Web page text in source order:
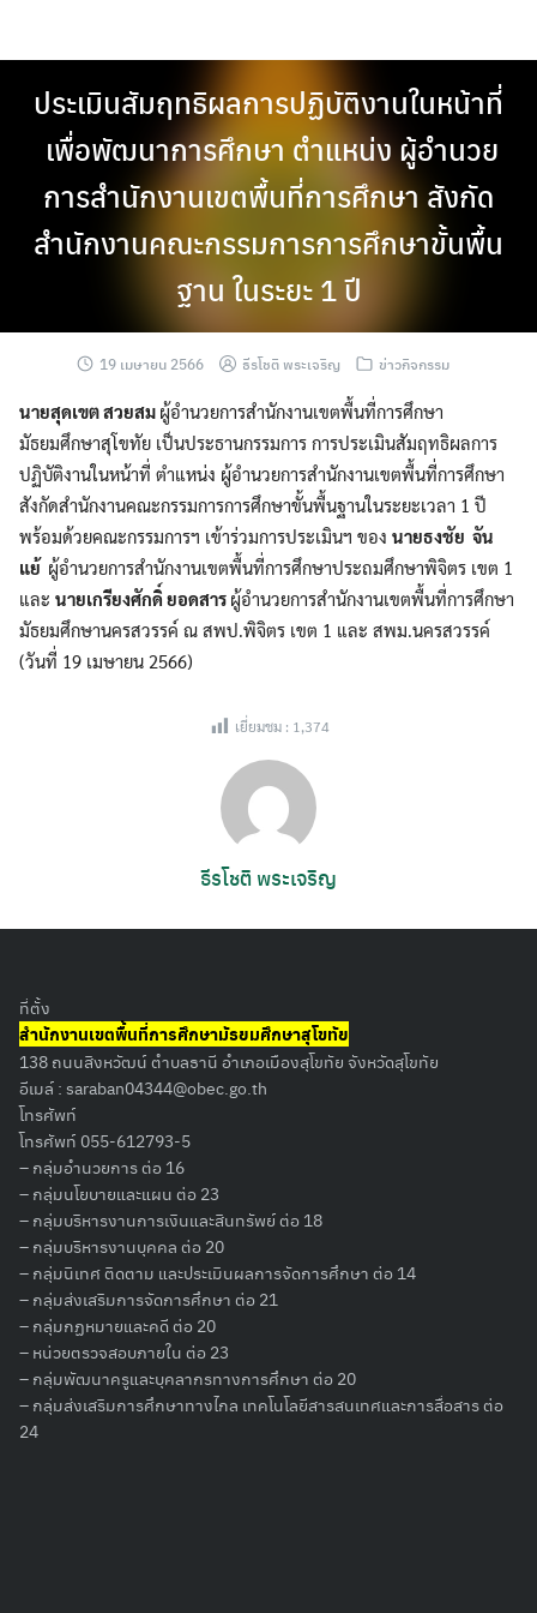
content
Search
for:
ประเมินสัมฤทธิผลการปฏิบัติงานในหน้าที่
เพื่อพัฒนาการศึกษา ตำแหน่ง ผู้อำนวย
การสำนักงานเขตพื้นที่การศึกษา สังกัด
สำนักงานคณะกรรมการการศึกษาขั้นพื้น
ฐาน ในระยะ 1 ปี
19 เมษายน 2566 ธีรโชติ พระเจริญ ข่าวกิจกรรม
นายสุดเขต สวยสม ผู้อำนวยการสำนักงานเขตพื้นที่การศึกษา
มัธยมศึกษาสุโขทัย เป็นประธานกรรมการ การประเมินสัมฤทธิผลการ
ปฏิบัติงานในหน้าที่ ตำแหน่ง ผู้อำนวยการสำนักงานเขตพื้นที่การศึกษา
สังกัดสำนักงานคณะกรรมการการศึกษาขั้นพื้นฐานในระยะเวลา 1 ปี
พร้อมด้วยคณะกรรมการฯ เข้าร่วมการประเมินฯ ของ นายธงชัย จัน
แย้ ผู้อำนวยการสำนักงานเขตพื้นที่การศึกษาประถมศึกษาพิจิตร เขต 1
และ นายเกรียงศักดิ์ ยอดสาร ผู้อำนวยการสำนักงานเขตพื้นที่การศึกษา
มัธยมศึกษานครสวรรค์ ณ สพป.พิจิตร เขต 1 และ สพม.นครสวรรค์
(วันที่ 19 เมษายน 2566)
เยี่ยมชม : 1,374
ธีรโชติ พระเจริญ
ที่ตั้ง
สำนักงานเขตพื้นที่การศึกษามัธยมศึกษาสุโขทัย
138 ถนนสิงหวัฒน์ ตำบลธานี อำเภอเมืองสุโขทัย จังหวัดสุโขทัย
อีเมล์ : saraban04344@obec.go.th
โทรศัพท์
โทรศัพท์ 055-612793-5
– กลุ่มอำนวยการ ต่อ 16
– กลุ่มนโยบายและแผน ต่อ 23
– กลุ่มบริหารงานการเงินและสินทรัพย์ ต่อ 18
– กลุ่มบริหารงานบุคคล ต่อ 20
– กลุ่มนิเทศ ติดตาม และประเมินผลการจัดการศึกษา ต่อ 14
– กลุ่มส่งเสริมการจัดการศึกษา ต่อ 21
– กลุ่มกฏหมายและคดี ต่อ 20
– หน่วยตรวจสอบภายใน ต่อ 23
– กลุ่มพัฒนาครูและบุคลากรทางการศึกษา ต่อ 20
– กลุ่มส่งเสริมการศึกษาทางไกล เทคโนโลยีสารสนเทศและการสื่อสาร ต่อ
24